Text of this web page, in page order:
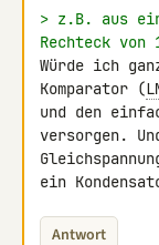
> z.B. aus
Rechteck von
Würde ich
Komparator (
und den
versorgen.
ein
Antwort